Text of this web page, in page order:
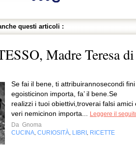
questi articoli :
Madre Teresa di
Se fai il bene, ti attribuirannosecondi fini
egoisticinon importa, fa’ il bene.Se
realizzi i tuoi obiettivi,troverai falsi amici
veri nemicinon importa... Leggere il
Da Gnoma
CUCINA, CURIOSITÀ, LIBRI , RICETTE